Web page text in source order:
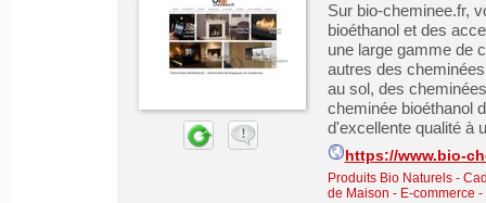
Sur bio-cheminee.fr,
bioéthanol et des
une large gamme de
autres des
au sol, des
cheminée bioéthanol
d'excellente qualité à
https://www.bio-
Produits Bio Naturels-
de Maison - E-commerce